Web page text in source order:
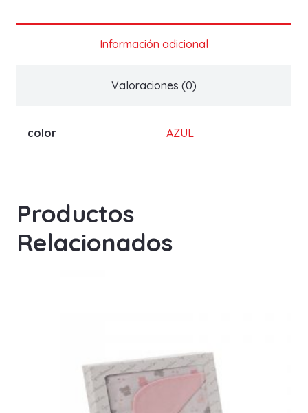
Información adicional
Valoraciones (0)
color AZUL
Productos
Relacionados